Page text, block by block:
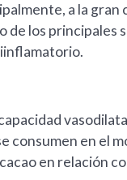
a la
los principales
consumen en el
en relación